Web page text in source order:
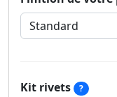
Kit rivets ?